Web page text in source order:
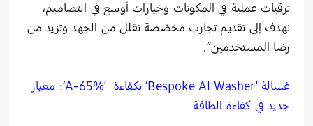
ترقيات عملية في المكونات وخيارات أوسع في التصاميم،
نهدف إلى تقديم تجارب مخصّصة تقلل من الجهد وتزيد من
رضا المستخدمين”.
غسالة ‘Bespoke AI Washer’ بكفاءة ‘A-65%’: معيار
جديد في كفاءة الطاقة